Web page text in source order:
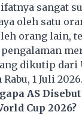
sangat
oleh satu
orang lain,
dikutip dari
1 Juli 2026.
AS
Cup 2026?